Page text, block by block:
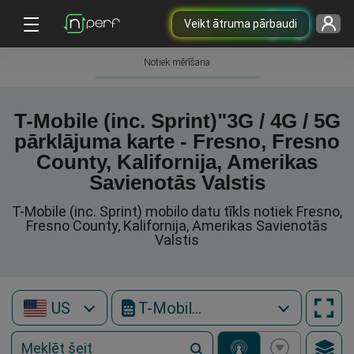
Veikt ātruma pārbaudi
Notiek mērīšana
T-Mobile (inc. Sprint)"3G / 4G / 5G
pārklājuma karte - Fresno, Fresno
County, Kalifornija, Amerikas
Savienotās Valstis
T-Mobile (inc. Sprint) mobilo datu tīkls notiek Fresno,
Fresno County, Kalifornija, Amerikas Savienotās
Valstis
US T-Mobile (inc. Sprint)